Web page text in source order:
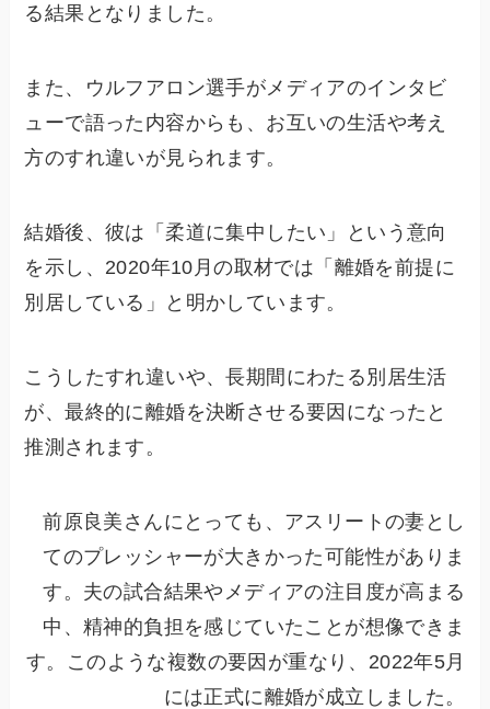
る結果となりました。
また、ウルフアロン選手がメディアのインタビ
ューで語った内容からも、お互いの生活や考え
方のすれ違いが見られます。
結婚後、彼は「柔道に集中したい」という意向
を示し、2020年10月の取材では「離婚を前提に
別居している」と明かしています。
こうしたすれ違いや、長期間にわたる別居生活
が、最終的に離婚を決断させる要因になったと
推測されます。
前原良美さんにとっても、アスリートの妻とし
てのプレッシャーが大きかった可能性がありま
す。夫の試合結果やメディアの注目度が高まる
中、精神的負担を感じていたことが想像できま
す。このような複数の要因が重なり、2022年5月
には正式に離婚が成立しました。